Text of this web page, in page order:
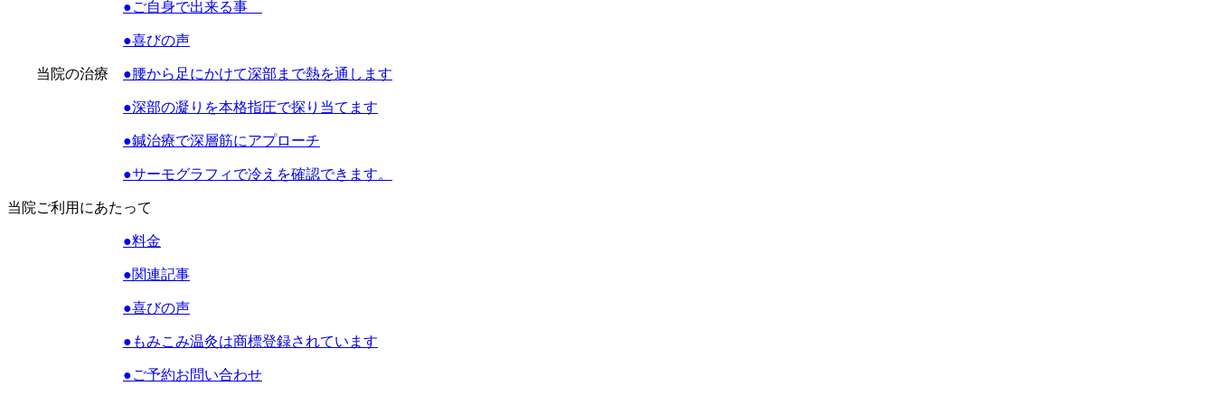
●ご自身で出来る事
●喜びの声
当院の治療 ●腰から足にかけて深部まで熱を通します
●深部の凝りを本格指圧で探り当てます
●鍼治療で深層筋にアプローチ
●サーモグラフィで冷えを確認できます。
当院ご利用にあたって
●料金
●関連記事
●喜びの声
●もみこみ温灸は商標登録されています
●ご予約お問い合わせ